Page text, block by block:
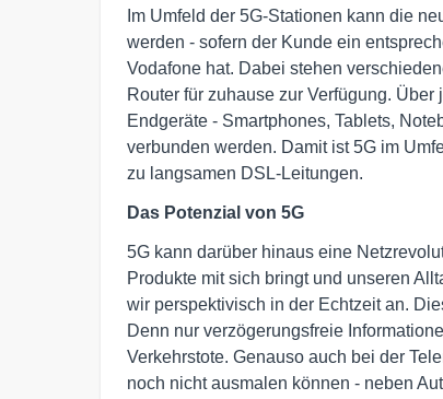
Im Umfeld der 5G-Stationen kann die
werden - sofern der Kunde ein
Vodafone hat. Dabei stehen
Router für zuhause zur Verfügung.
Endgeräte - Smartphones, Tablets,
verbunden werden. Damit ist 5G im
zu langsamen DSL-Leitungen.
Das Potenzial von 5G
5G kann darüber hinaus eine
Produkte mit sich bringt und unseren
wir perspektivisch in der Echtzeit an.
Denn nur verzögerungsfreie
Verkehrstote. Genauso auch bei der
noch nicht ausmalen können - neben